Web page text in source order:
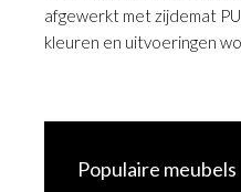
Populaire meubels
afgewerkt met zijdemat PU
kleuren en uitvoeringen